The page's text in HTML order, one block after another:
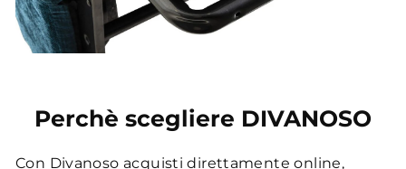
Perchè scegliere DIVANOSO
Con Divanoso acquisti direttamente online,